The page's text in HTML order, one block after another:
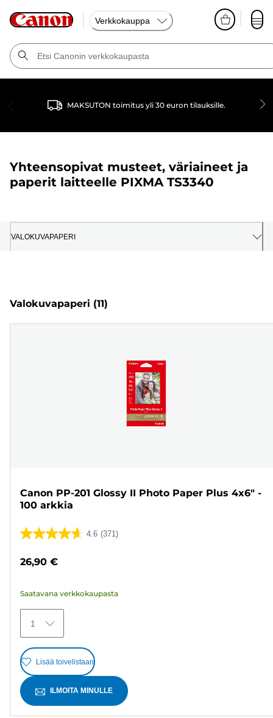
Verkkokauppa
MAKSUTON toimitus yli 30 euron tilauksille.
Yhteensopivat musteet, väriaineet ja
paperit laitteelle PIXMA TS3340
VALOKUVAPAPERI
Valokuvapaperi (11)
Canon PP-201 Glossy II Photo Paper Plus 4x6" -
100 arkkia
4.6 (371)
4.6/5
371
26,90 €
Saatavana verkkokaupasta
1
Lisää toivelistaan
ILMOITA MINULLE